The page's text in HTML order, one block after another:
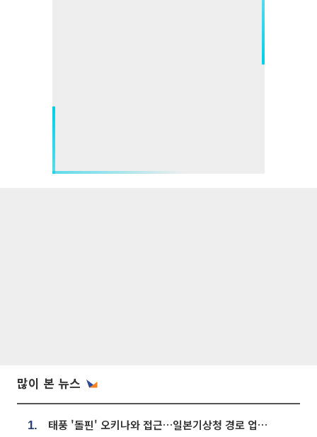
많이 본 뉴스
1. 태풍 '돌핀' 오키나와 접근…일본기상청 경로 업데이트